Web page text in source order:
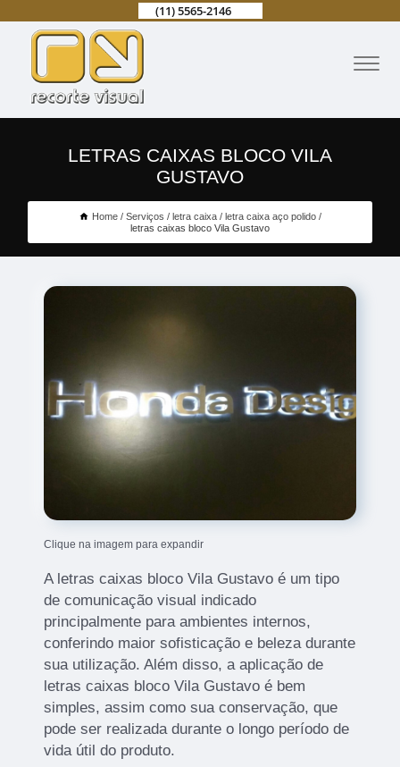
(11) 5565-2146
LETRAS CAIXAS BLOCO VILA
GUSTAVO
Home Serviços letra caixa
letra caixa aço polido
letras caixas bloco Vila Gustavo
Clique na imagem para expandir
A letras caixas bloco Vila Gustavo é um tipo
de comunicação visual indicado
principalmente para ambientes internos,
conferindo maior sofisticação e beleza durante
sua utilização. Além disso, a aplicação de
letras caixas bloco Vila Gustavo é bem
simples, assim como sua conservação, que
pode ser realizada durante o longo período de
vida útil do produto.